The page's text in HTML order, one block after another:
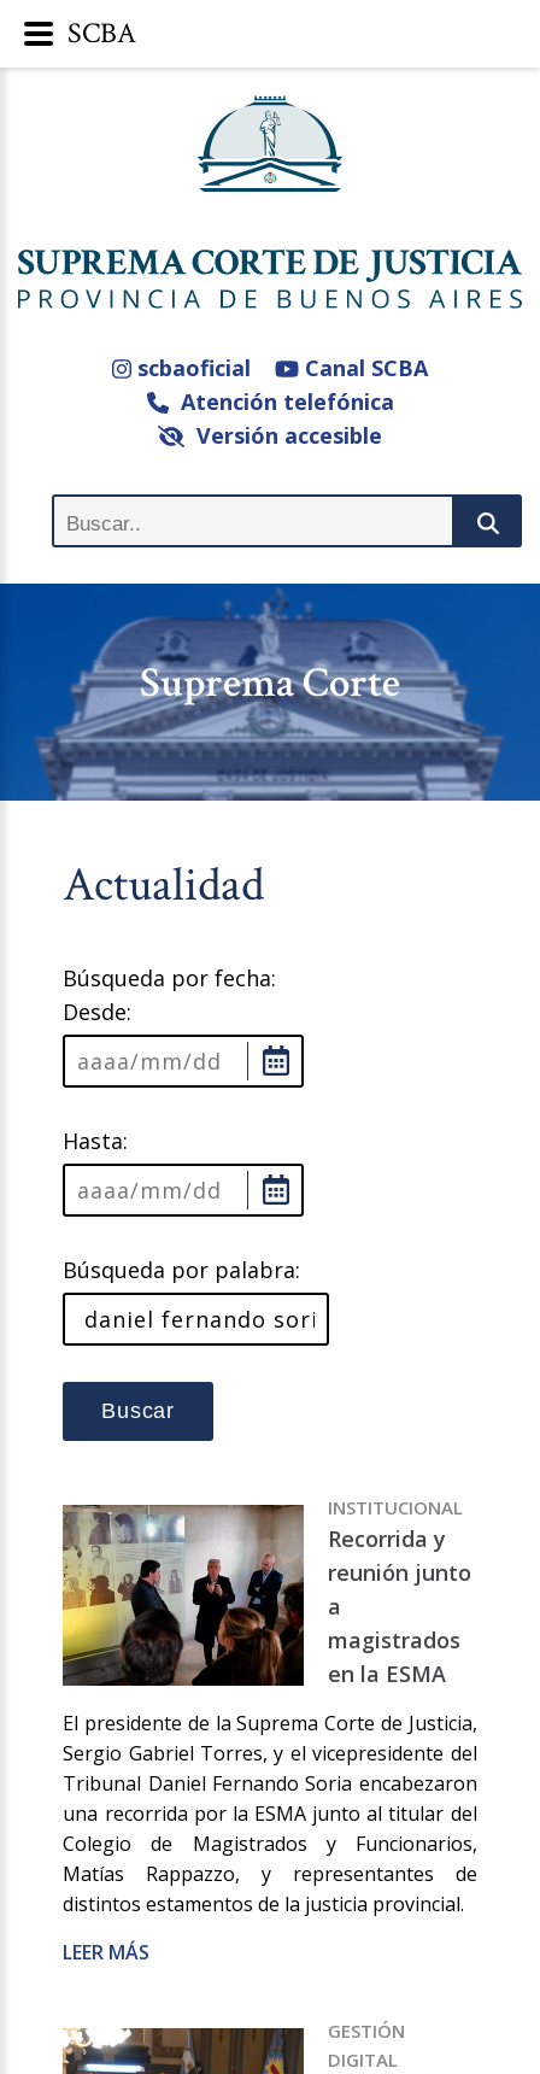
scbaoficial
Canal SCBA
Atención telefónica
Versión accesible
Suprema Corte
Actualidad
Búsqueda por fecha:
Desde:
Hasta:
Búsqueda por palabra:
Buscar
INSTITUCIONAL
Recorrida y
reunión junto
a
magistrados
en la ESMA
El presidente de la Suprema Corte de Justicia,
Sergio Gabriel Torres, y el vicepresidente del
Tribunal Daniel Fernando Soria encabezaron
una recorrida por la ESMA junto al titular del
Colegio de Magistrados y Funcionarios,
Matías Rappazzo, y representantes de
distintos estamentos de la justicia provincial.
LEER MÁS
GESTIÓN
DIGITAL
SCBA